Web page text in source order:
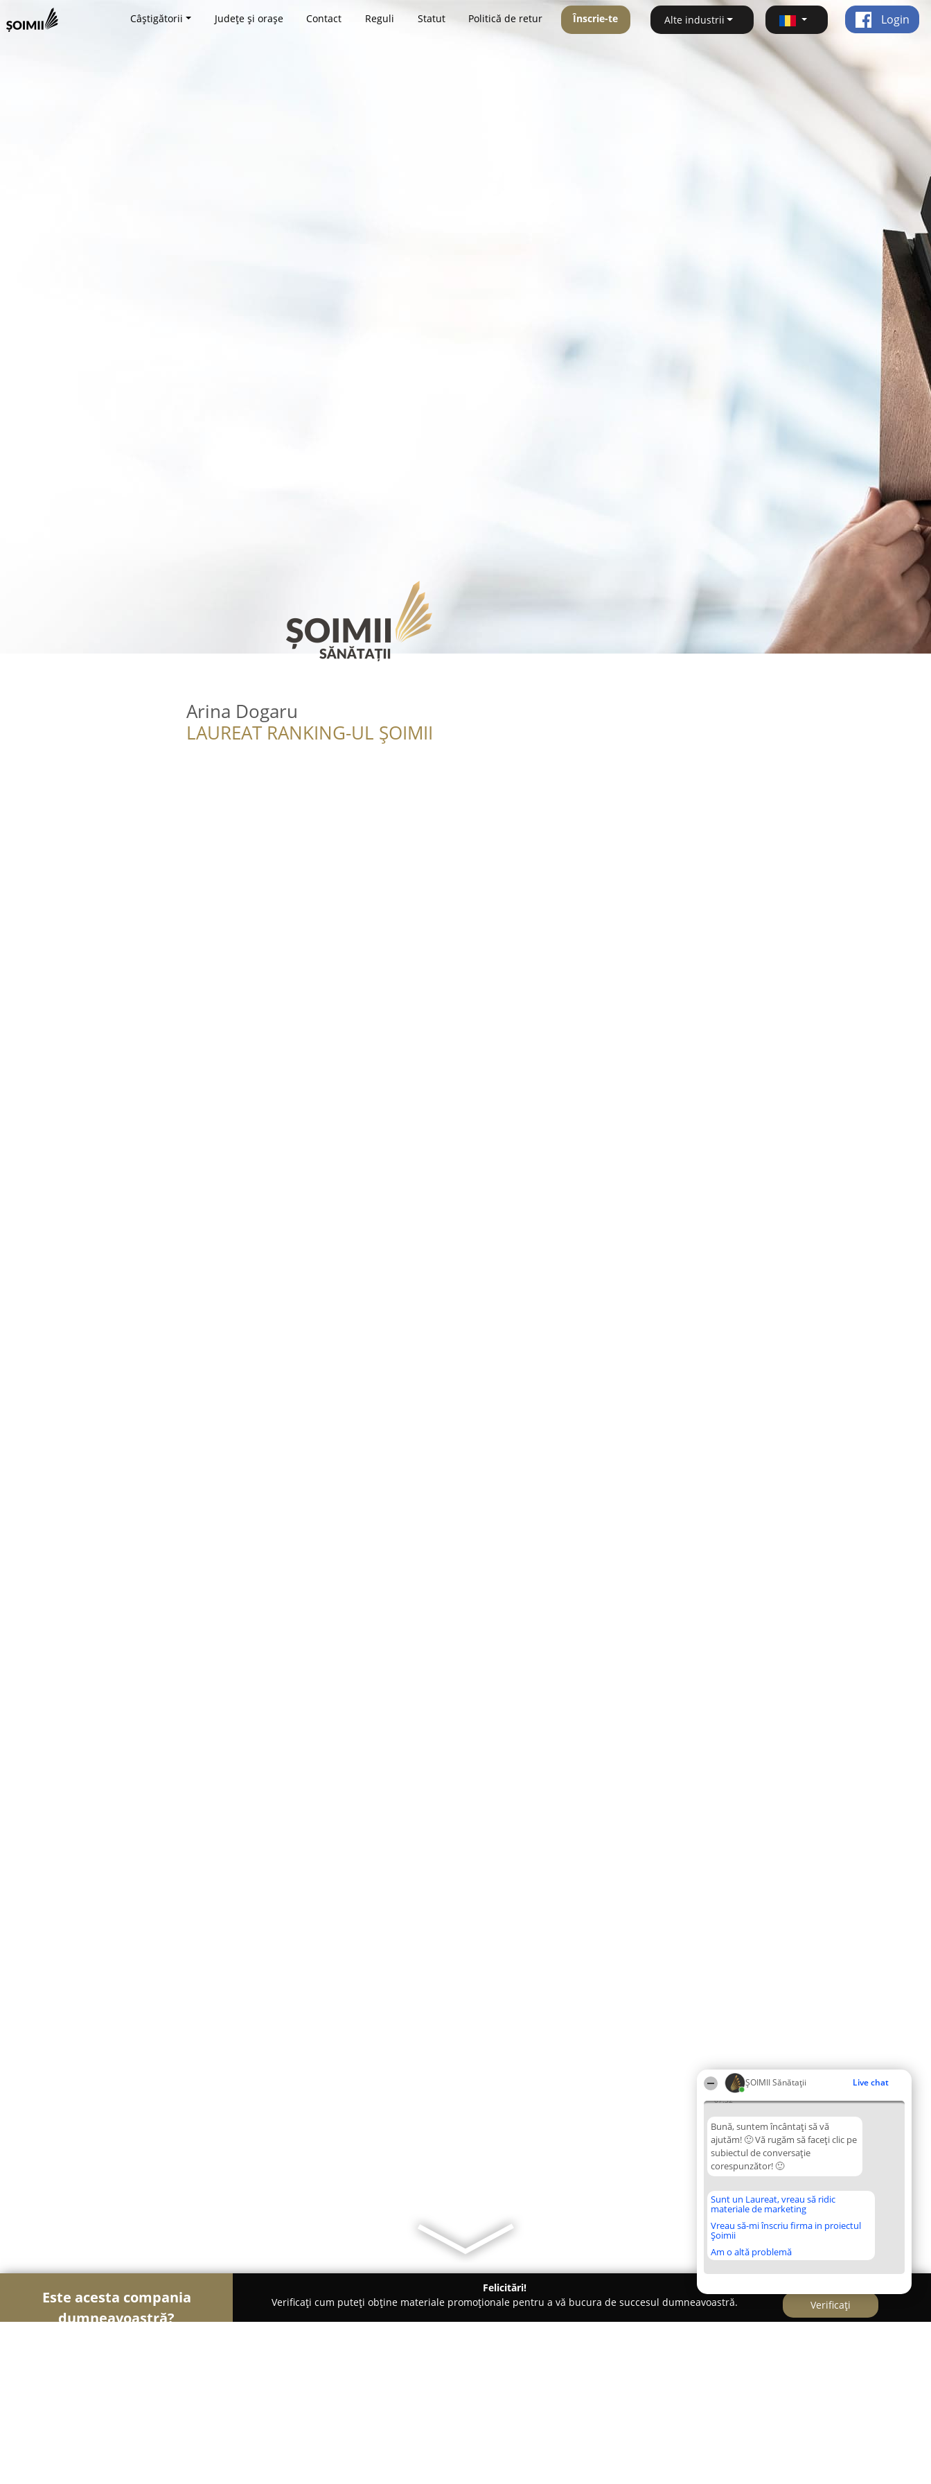
ŞOIMII Sănătații Live chat
07:32
Bună, suntem încântați să vă
ajutăm! 🙂 Vă rugăm să faceți clic pe
subiectul de conversație
corespunzător! 🙂
Sunt un Laureat, vreau să ridic
materiale de marketing
Vreau să-mi înscriu firma in proiectul
Șoimii
Am o altă problemă
Câștigătorii Județe și orașe Contact Reguli Statut Politică de retur Înscrie-te Alte industrii Login
Arina Dogaru
LAUREAT RANKING-UL ȘOIMII
Este acesta compania
dumneavoastră?
Felicitări!
Verificați cum puteți obține materiale promoționale pentru a vă bucura de succesul dumneavoastră.
Verificați